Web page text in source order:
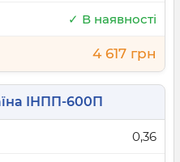
✓ В наявності
4 617 грн
ІНПП-600П
0,36